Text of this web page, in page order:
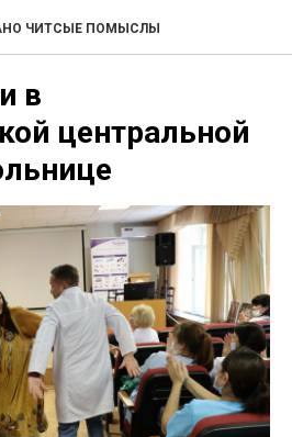
ЧИТСЫЕ ПОМЫСЛЫ
в
центральной